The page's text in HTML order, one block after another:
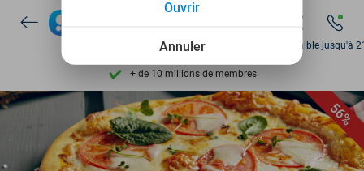
Découvrez + de 15.000 deals
Disponible 7 jours par semaine
+ de 10 millions de membres
9,4 basé sur206 200 avis
Découvrez + de 15.000 deals
Disponible 7 jours par semaine
Disponible jusqu'à
56%
Annuler
Ouvrir